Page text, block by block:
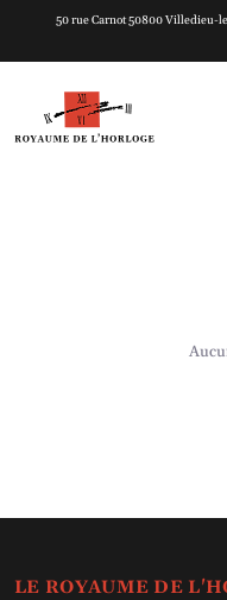
50 rue Carnot 50800 Villedieu-
LE ROYAUME DE